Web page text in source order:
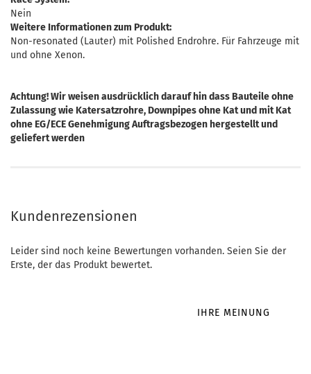
Nein
Weitere Informationen zum Produkt:
Non-resonated (Lauter) mit Polished Endrohre. Für Fahrzeuge mit
und ohne Xenon.
Achtung! Wir weisen ausdrücklich darauf hin dass Bauteile ohne
Zulassung wie Katersatzrohre, Downpipes ohne Kat und mit Kat
ohne EG/ECE Genehmigung Auftragsbezogen hergestellt und
geliefert werden
Kundenrezensionen
Leider sind noch keine Bewertungen vorhanden. Seien Sie der
Erste, der das Produkt bewertet.
IHRE MEINUNG